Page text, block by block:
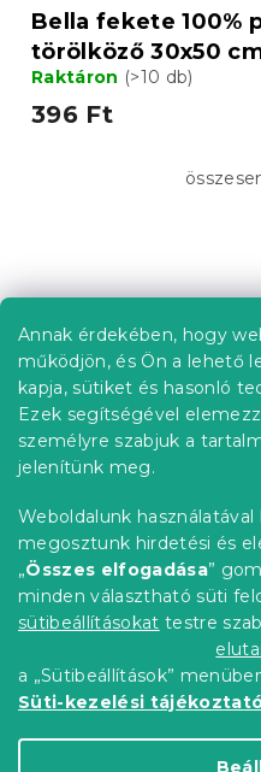
Annak érdekében, hogy
működjön, és Ön a lehető
kapja, sütiket és hasonló
Ezek segítségével
személyre szabjuk a
jelenítünk meg.
Weboldalunk
megosztunk hirdetési és
„Összes elfogadása”
minden választható süti
sütibeállításokat testre
a „Sütibeállítások”
Süti-kezelési
Bella fekete 100%
törölköző 30x50
Raktáron (>10 db)
396 Ft
á
Információ az Ön
Rendelés követése
Szállítási lehetőségek
Fizetési lehetőségek
Reklamáció és
Elérhetőség
Általános szerződési
Adatvédelmi nyilatkozat
Blog
Partnereinknek